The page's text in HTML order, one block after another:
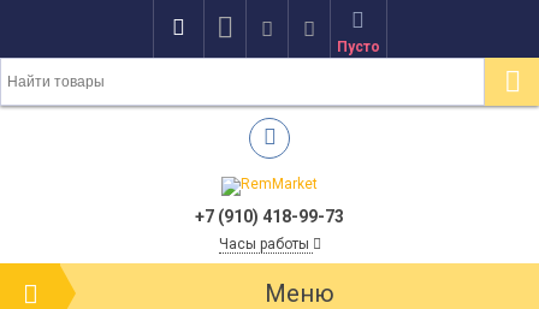
Пусто
+7 (910) 418-99-73
Часы работы
Меню